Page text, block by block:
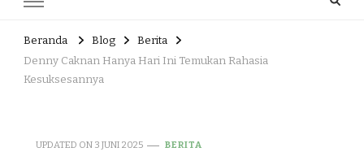
Beranda Blog
Berita
Denny Caknan Hanya Hari Ini Temukan Rahasia
Kesuksesannya
UPDATED ON 3 JUNI 2025 BERITA